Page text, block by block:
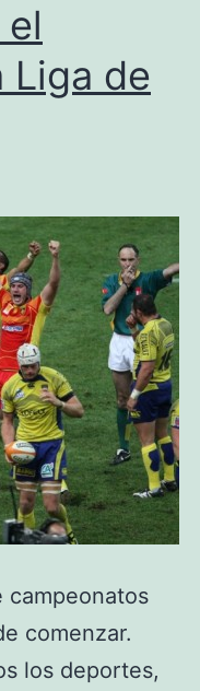
Liga de
campeonatos
comenzar.
los deportes,